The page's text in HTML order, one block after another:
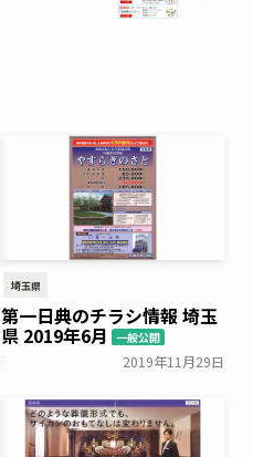
埼玉県
第一日典のチラシ情報 埼玉
県 2019年6月 一般公開
2019年11月29日